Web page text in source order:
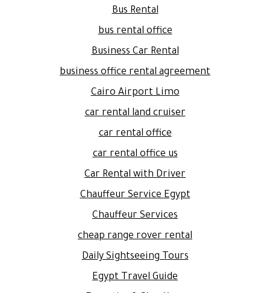
Bus Rental
bus rental office
Business Car Rental
business office rental agreement
Cairo Airport Limo
car rental land cruiser
car rental office
car rental office us
Car Rental with Driver
Chauffeur Service Egypt
Chauffeur Services
cheap range rover rental
Daily Sightseeing Tours
Egypt Travel Guide